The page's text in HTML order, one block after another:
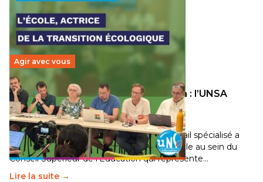
Agir avec vous
Transition écologique de l’éducation : l’UNSA
Éducation fait bouger les lignes
30 juin 2026-National
Pendant plusieurs mois, un groupe de travail spécialisé a
travaillé sur la transition écologique de l’Ecole au sein du
Conseil Supérieur de l’Éducation qui représente…
Lire la suite →